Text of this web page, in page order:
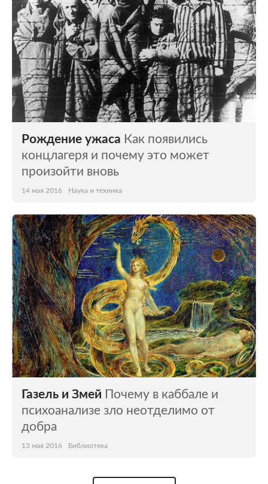
Рождение ужаса Как появились
концлагеря и почему это может
произойти вновь
14 мая 2016 Наука и техника
Газель и Змей Почему в каббале и
психоанализе зло неотделимо от
добра
13 мая 2016 Библиотека